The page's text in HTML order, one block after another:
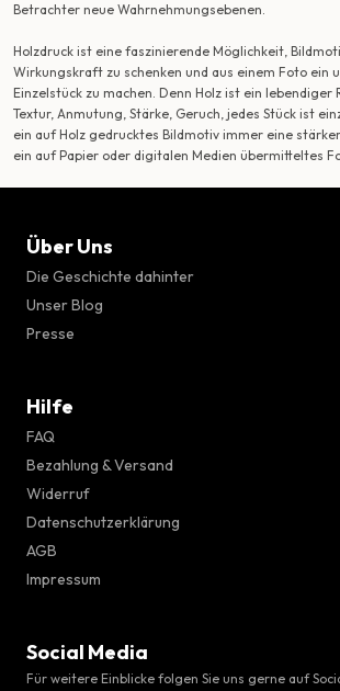
Betrachter neue Wahrnehmungsebenen.
Holzdruck ist eine faszinierende Möglichkeit,
Wirkungskraft zu schenken und aus einem Foto ein
Einzelstück zu machen. Denn Holz ist ein lebendiger
Textur, Anmutung, Stärke, Geruch, jedes Stück ist
ein auf Holz gedrucktes Bildmotiv immer eine
ein auf Papier oder digitalen Medien übermitteltes
Über Uns
Die Geschichte dahinter
Unser Blog
Presse
Hilfe
FAQ
Bezahlung & Versand
Widerruf
Datenschutzerklärung
AGB
Impressum
Social Media
Für weitere Einblicke folgen Sie uns gerne auf